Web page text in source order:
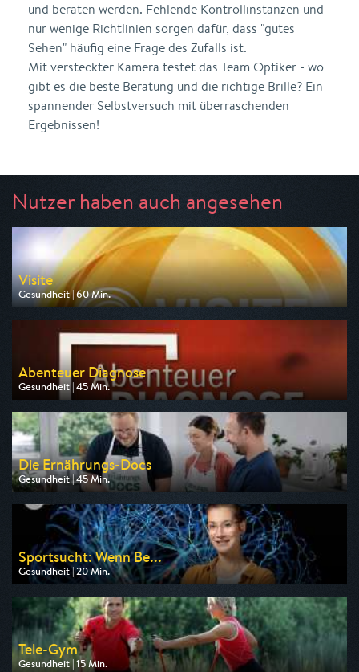
und beraten werden. Fehlende Kontrollinstanzen und
nur wenige Richtlinien sorgen dafür, dass "gutes
Sehen" häufig eine Frage des Zufalls ist.
Mit versteckter Kamera testet das Team Optiker - wo
gibt es die beste Beratung und die richtige Brille? Ein
spannender Selbstversuch mit überraschenden
Ergebnissen!
Nutzer haben auch angesehen
Visite
Gesundheit | 60 Min.
Ausgestrahlt von NDR
am 11.08.2026, 20:15
Abenteuer Diagnose
Gesundheit | 45 Min.
Ausgestrahlt von HR
am 10.08.2026, 20:15
Die Ernährungs-Docs
Gesundheit | 45 Min.
Ausgestrahlt von SR Fernsehen
am 12.08.2026, 21:00
Sportsucht: Wenn Be...
Gesundheit | 20 Min.
Ausgestrahlt von ZDF neo
am 09.08.2026, 06:55
Tele-Gym
Gesundheit | 15 Min.